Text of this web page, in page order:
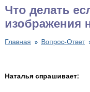
Что делать
изображения
Главная Вопрос-Ответ
Наталья спрашивает: